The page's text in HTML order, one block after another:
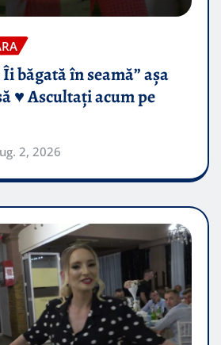
băgată în seamă” așa
♥️ Ascultați acum pe
2, 2026